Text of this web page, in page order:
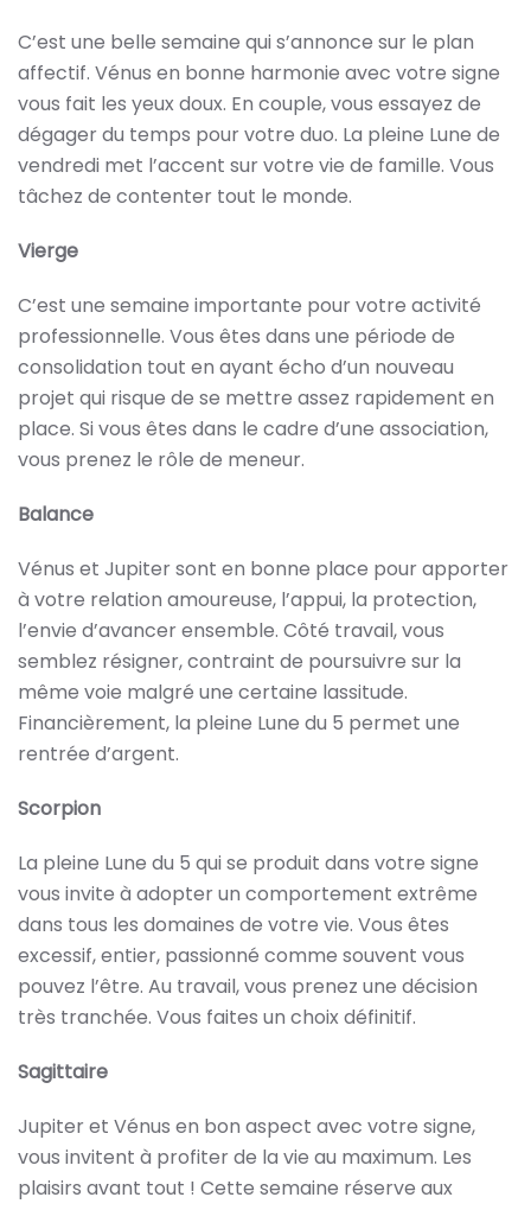
C’est une belle semaine qui s’annonce sur le plan
affectif. Vénus en bonne harmonie avec votre signe
vous fait les yeux doux. En couple, vous essayez de
dégager du temps pour votre duo. La pleine Lune de
vendredi met l’accent sur votre vie de famille. Vous
tâchez de contenter tout le monde.
Vierge
C’est une semaine importante pour votre activité
professionnelle. Vous êtes dans une période de
consolidation tout en ayant écho d’un nouveau
projet qui risque de se mettre assez rapidement en
place. Si vous êtes dans le cadre d’une association,
vous prenez le rôle de meneur.
Balance
Vénus et Jupiter sont en bonne place pour apporter
à votre relation amoureuse, l’appui, la protection,
l’envie d’avancer ensemble. Côté travail, vous
semblez résigner, contraint de poursuivre sur la
même voie malgré une certaine lassitude.
Financièrement, la pleine Lune du 5 permet une
rentrée d’argent.
Scorpion
La pleine Lune du 5 qui se produit dans votre signe
vous invite à adopter un comportement extrême
dans tous les domaines de votre vie. Vous êtes
excessif, entier, passionné comme souvent vous
pouvez l’être. Au travail, vous prenez une décision
très tranchée. Vous faites un choix définitif.
Sagittaire
Jupiter et Vénus en bon aspect avec votre signe,
vous invitent à profiter de la vie au maximum. Les
plaisirs avant tout ! Cette semaine réserve aux